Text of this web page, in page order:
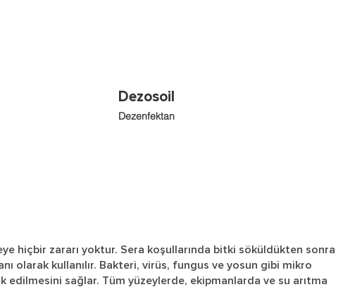
Dezosoil
Dezenfektan
hiçbir zararı yoktur. Sera koşullarında bitki söküldükten sonra
olarak kullanılır. Bakteri, virüs, fungus ve yosun gibi mikro
edilmesini sağlar. Tüm yüzeylerde, ekipmanlarda ve su arıtma